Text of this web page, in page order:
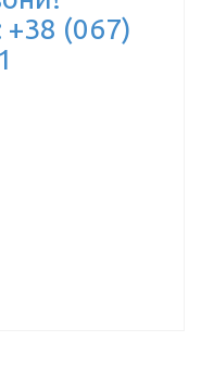
+38 (067)